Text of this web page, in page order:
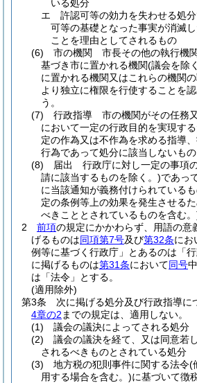
いる処分
エ
許認可等の効力を失わせる処
可等の基礎となった事実が消滅
ことを理由としてされるもの
(6)
市の機関 市長その他の執行機
基づき市に置かれる機関(議会を除
に置かれる機関又はこれらの機関
より独立に権限を行使することを
う。
(7)
行政指導 市の機関がその任務
において一定の行政目的を実現す
定の作為又は不作為を求める指導
行為であって処分に該当しないもの
(8)
届出 行政庁に対し一定の事項
請に該当するものを除く。)であっ
に当該通知が義務付けられている
定の条例等上の効果を発生させる
べきこととされているものを含む
2
前項の規定にかかわらず、用語の意
げるものは同項第7号及び第32条にお
例等に基づく行政庁」とあるのは「行
に掲げるものは第31条において同号
は「法令」とする。
(適用除外)
第3条
次に掲げる処分及び行政指導に
4章の2 までの規定は、適用しない。
(1)
議会の議決によってされる処分
(2)
議会の議決を経て、又は同意若
されるべきものとされている処分
(3)
地方税の犯則事件に関する法令(
用する場合を含む。)に基づいて徴